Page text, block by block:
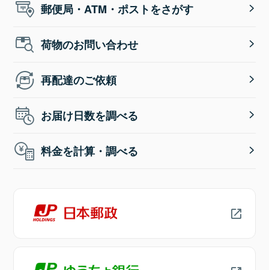
郵便局・ATM・ポストをさがす
荷物のお問い合わせ
再配達のご依頼
お届け日数を調べる
料金を計算・調べる